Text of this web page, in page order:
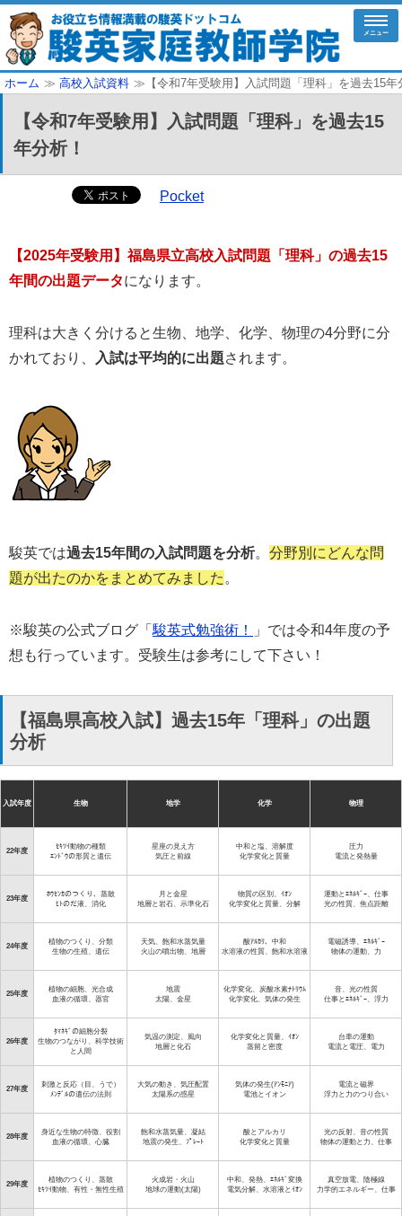
メニュー
ホーム ≫ 高校入試資料 ≫【令和7年受験用】入試問題「理科」を過去15年
【令和7年受験用】入試問題「理科」を過去15
年分析！
Pocket
【2025年受験用】福島県立高校入試問題「理科」の過去15
年間の出題データになります。
理科は大きく分けると生物、地学、化学、物理の4分野に分
かれており、
入試は平均的に出題されます。
駿英では過去15年間の入試問題を分析。 分野別にどんな問
題が出たのかをまとめてみました 。
※駿英の公式ブログ「 駿英式勉強術！
」では令和4年度の予
想も行っています。受験生は参考にして下さい！
【福島県高校入試】過去15年「理科」の出題
分析
入試年度 生物 地学 化学 物理
22年度
ｾｷﾂｲ動物の種類
ｴﾝﾄﾞｳの形質と遺伝
星座の見え方
気圧と前線
中和と塩、溶解度
化学変化と質量
圧力
電流と発熱量
23年度
ﾎｳｾﾝｶのつくり、蒸散
ﾋﾄのだ液、消化
月と金星
地層と岩石、示準化石
物質の区別、ｲｵﾝ
化学変化と質量、分解
運動とｴﾈﾙｷﾞｰ、仕事
光の性質、焦点距離
24年度
植物のつくり、分類
生物の生殖、遺伝
天気、飽和水蒸気量
火山の噴出物、地層
酸ｱﾙｶﾘ、中和
水溶液の性質、飽和水溶液
電磁誘導、ｴﾈﾙｷﾞｰ
物体の運動、力
25年度
植物の細胞、光合成
血液の循環、器官
地震
太陽、金星
化学変化、炭酸水素ﾅﾄﾘｳﾑ
化学変化、気体の発生
音、光の性質
仕事とｴﾈﾙｷﾞｰ、浮力
26年度
ﾀﾏﾈｷﾞの細胞分裂
生物のつながり、科学技術
と人間
気温の測定、風向
地層と化石
化学変化と質量、ｲｵﾝ
蒸留と密度
台車の運動
電流と電圧、電力
27年度
刺激と反応（目、うで）
ﾒﾝﾃﾞﾙの遺伝の法則
大気の動き、気圧配置
太陽系の惑星
気体の発生(ｱﾝﾓﾆｱ)
電池とイオン
電流と磁界
浮力と力のつり合い
28年度
身近な生物の特徴、役割
血液の循環、心臓
飽和水蒸気量、凝結
地震の発生、ﾌﾟﾚｰﾄ
酸とアルカリ
化学変化と質量
光の反射、音の性質
物体の運動と力、仕事
29年度
植物のつくり、蒸散
ｾｷﾂｲ動物、有性・無性生殖
火成岩・火山
地球の運動(太陽)
中和、発熱、ｴﾈﾙｷﾞ変換
電気分解、水溶液とｲｵﾝ
真空放電、陰極線
力学的エネルギー、仕事